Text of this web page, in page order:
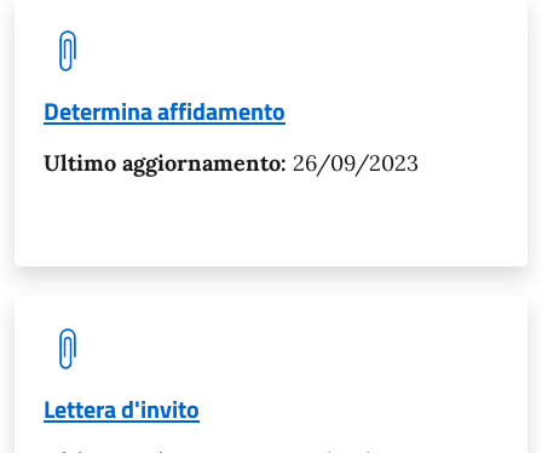
Determina affidamento
Ultimo aggiornamento: 26/09/2023
Lettera d'invito